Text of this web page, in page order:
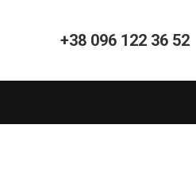
+38 096 122 36 52